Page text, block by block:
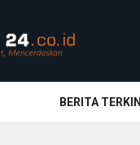
BERITA TERKINI